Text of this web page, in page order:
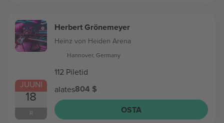
JUUNI
18
R
Herbert Grönemeyer
Heinz von Heiden Arena
Hannover, Germany
112 Piletid
alates804 $
OSTA